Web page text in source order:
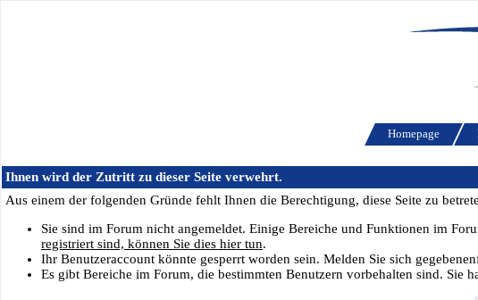
Homepage
Ihnen wird der Zutritt zu dieser Seite verwehrt.
Aus einem der folgenden Gründe fehlt Ihnen die Berechtigung, diese Seite zu
Sie sind im Forum nicht angemeldet. Einige Bereiche und Funktionen im
registriert sind, können Sie dies hier tun.
Ihr Benutzeraccount könnte gesperrt worden sein. Melden Sie sich
Es gibt Bereiche im Forum, die bestimmten Benutzern vorbehalten sind. Sie